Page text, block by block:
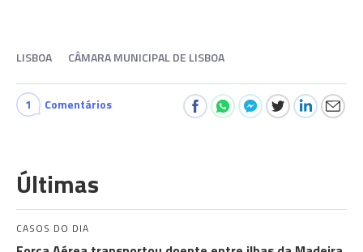
LISBOA CÂMARA MUNICIPAL DE LISBOA
1 Comentários
Últimas
CASOS DO DIA